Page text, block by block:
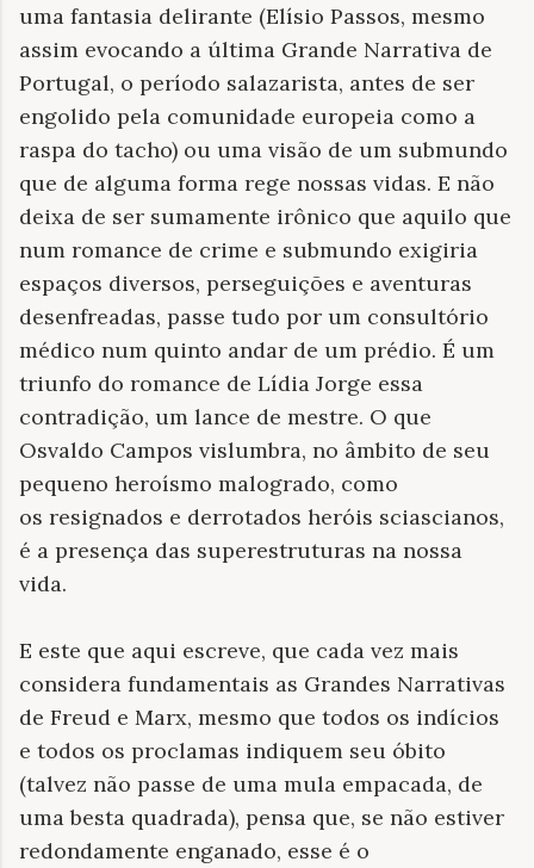
uma fantasia delirante (Elísio Passos, mesmo
assim evocando a última Grande Narrativa de
Portugal, o período salazarista, antes de ser
engolido pela comunidade europeia como a
raspa do tacho) ou uma visão de um submundo
que de alguma forma rege nossas vidas. E não
deixa de ser sumamente irônico que aquilo que
num romance de crime e submundo exigiria
espaços diversos, perseguições e aventuras
desenfreadas, passe tudo por um consultório
médico num quinto andar de um prédio. É um
triunfo do romance de Lídia Jorge essa
contradição, um lance de mestre. O que
Osvaldo Campos vislumbra, no âmbito de seu
pequeno heroísmo malogrado, como
os resignados e derrotados heróis sciascianos,
é a presença das superestruturas na nossa
vida.
E este que aqui escreve, que cada vez mais
considera fundamentais as Grandes Narrativas
de Freud e Marx, mesmo que todos os indícios
e todos os proclamas indiquem seu óbito
(talvez não passe de uma mula empacada, de
uma besta quadrada), pensa que, se não estiver
redondamente enganado, esse é o